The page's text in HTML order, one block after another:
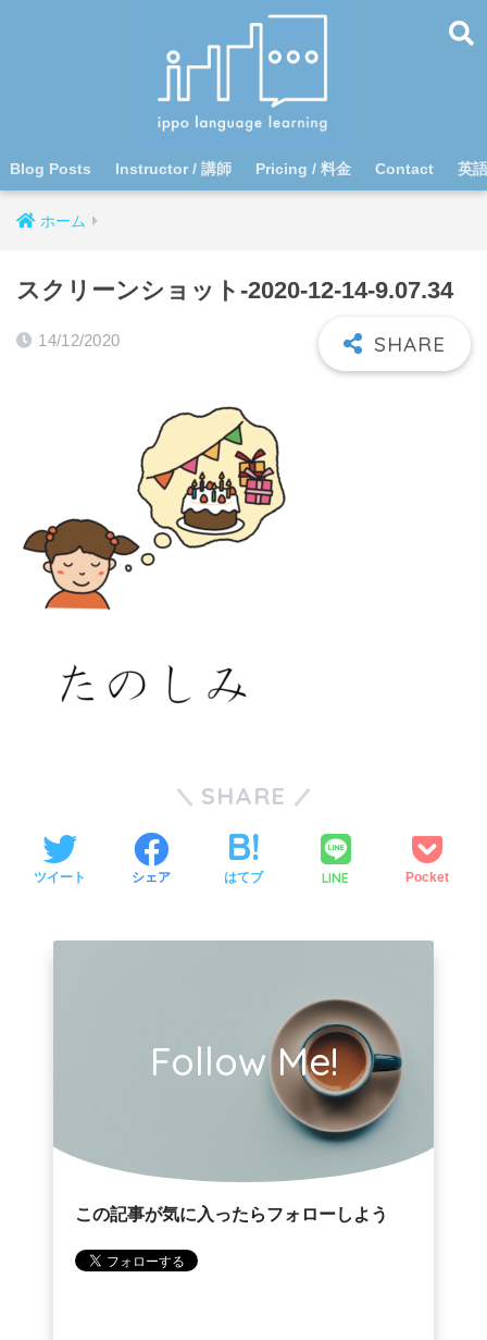
Blog Posts Instructor / 講師 Pricing / 料金 Contact 英
ホーム
スクリーンショット-2020-12-14-9.07.34
14/12/2020
SHARE
ツイート シェア はてブ LINE Pocket
Follow Me!
この記事が気に入ったらフォローしよう